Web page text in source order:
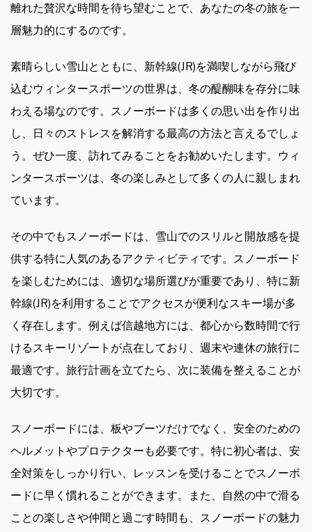
離れた贅沢な時間を待ち望むことで、あなたの冬の旅を一
層魅力的にするのです。
素晴らしい雪山とともに、新幹線(JR)を満喫しながら飛び
込むウィンタースポーツの世界は、冬の醍醐味を存分に味
わえる場なのです。スノーボードは多くの思い出を作り出
し、日々のストレスを解消する最高の方法と言えるでしょ
う。ぜひ一度、訪れてみることをお勧めいたします。ウィ
ンタースポーツは、冬の楽しみとして多くの人に親しまれ
ています。
その中でもスノーボードは、雪山でのスリルと開放感を提
供する特に人気のあるアクティビティです。スノーボード
を楽しむためには、適切な場所選びが重要であり、特に新
幹線(JR)を利用することでアクセスが便利なスキー場が多
く存在します。例えば信越地方には、都心から数時間で行
けるスキーリゾートが点在しており、週末や連休の旅行に
最適です。旅行計画を立てたら、次に装備を整えることが
大切です。
スノーボードには、板やブーツだけでなく、安全のための
ヘルメットやプロテクターも必要です。特に初心者は、安
全対策をしっかり行い、レッスンを受けることでスノーボ
ードに早く慣れることができます。また、自然の中で滑る
ことの楽しさや仲間と過ごす時間も、スノーボードの魅力